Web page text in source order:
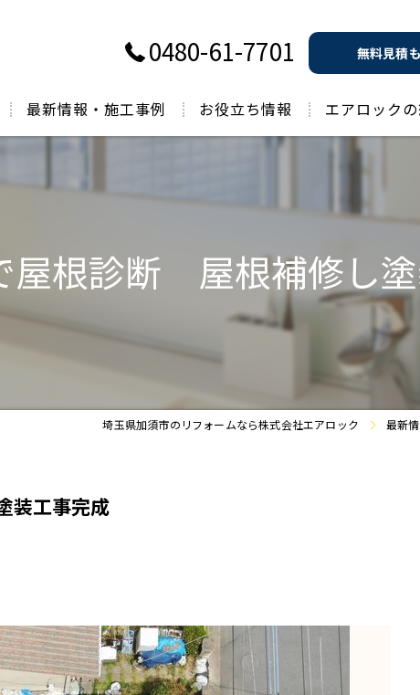
0480-61-7701 無料見積
最新情報・施工事例 お役立ち情報 エアロック
屋根診断 屋根補修し
埼玉県加須市のリフォームなら株式会社エアロック 最新
装工事完成